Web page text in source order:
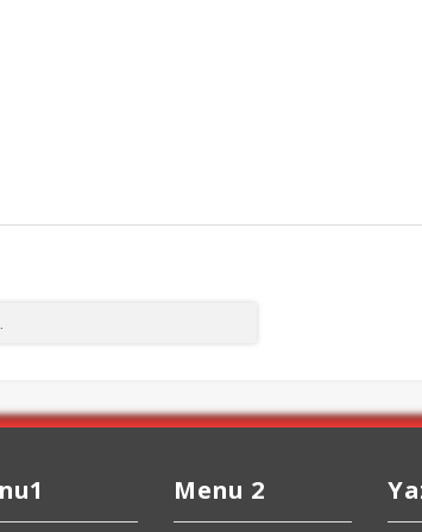
Menu 2